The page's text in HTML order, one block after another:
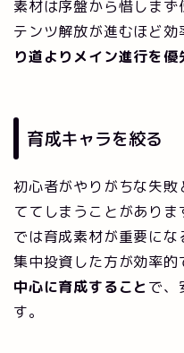
素材は序盤から惜しま
テンツ解放が進むほど効
り道よりメイン進行を
育成キャラを絞る
初心者がやりがちな失
ててしまうことがあり
では育成素材が重要に
集中投資した方が効率的
中心に育成することで、
す。